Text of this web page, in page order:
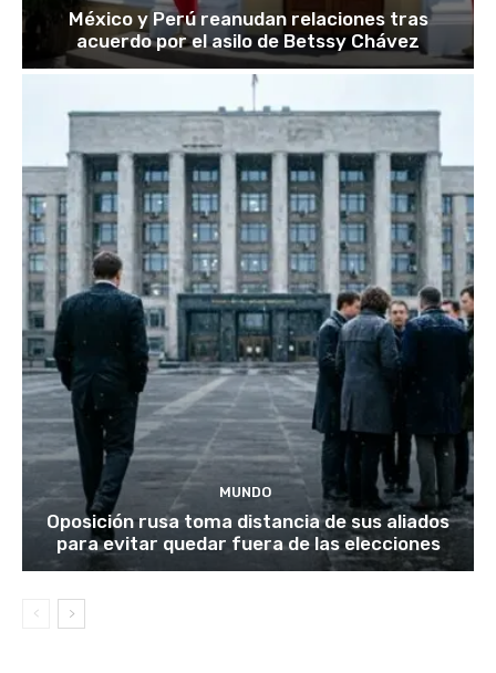
México y Perú reanudan relaciones tras
acuerdo por el asilo de Betssy Chávez
MUNDO
Oposición rusa toma distancia de sus aliados
para evitar quedar fuera de las elecciones